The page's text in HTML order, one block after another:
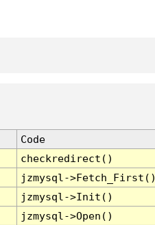
Code
checkredirect()
jzmysql-
jzmysql->Init()
jzmysql->Open()